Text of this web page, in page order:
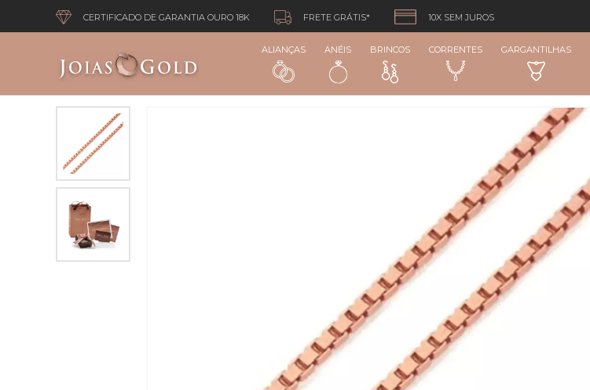
CERTIFICADO DE GARANTIA OURO 18K FRETE GRÁTIS* 10X SEM JUROS
ALIANÇAS ANÉIS BRINCOS CORRENTES GARGANTILHAS